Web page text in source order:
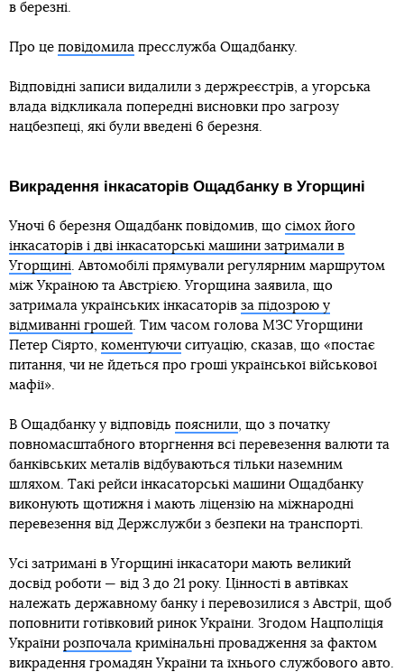
в березні.
Про це повідомила пресслужба Ощадбанку.
Відповідні записи видалили з держреєстрів, а угорська
влада відкликала попередні висновки про загрозу
нацбезпеці, які були введені 6 березня.
Викрадення інкасаторів Ощадбанку в Угорщині
Уночі 6 березня Ощадбанк повідомив, що сімох його
інкасаторів і дві інкасаторські машини затримали в
Угорщині. Автомобілі прямували регулярним маршрутом
між Україною та Австрією. Угорщина заявила, що
затримала українських інкасаторів за підозрою у
відмиванні грошей. Тим часом голова МЗС Угорщини
Петер Сіярто, коментуючи ситуацію, сказав, що «постає
питання, чи не йдеться про гроші української військової
мафії».
В Ощадбанку у відповідь пояснили, що з початку
повномасштабного вторгнення всі перевезення валюти та
банківських металів відбуваються тільки наземним
шляхом. Такі рейси інкасаторські машини Ощадбанку
виконують щотижня і мають ліцензію на міжнародні
перевезення від Держслужби з безпеки на транспорті.
Усі затримані в Угорщині інкасатори мають великий
досвід роботи — від 3 до 21 року. Цінності в автівках
належать державному банку і перевозилися з Австрії, щоб
поповнити готівковий ринок України. Згодом Нацполіція
України розпочала кримінальні провадження за фактом
викрадення громадян України та їхнього службового авто.